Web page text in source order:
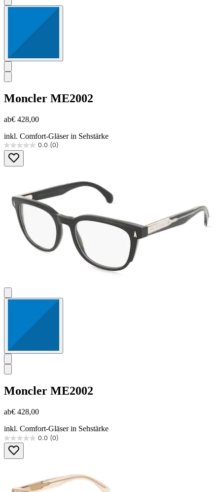
Moncler ME2002
ab€ 428,00
inkl. Comfort-Gläser in Sehstärke
0.0 (0)
0.0
von
5
Moncler ME2002
ab€ 428,00
inkl. Comfort-Gläser in Sehstärke
0.0 (0)
0.0
von
5